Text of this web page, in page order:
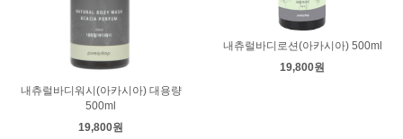
내츄럴바디워시(아카시아) 대용량
500ml
19,800원
내츄럴바디로션(아카시아) 500ml
19,800원